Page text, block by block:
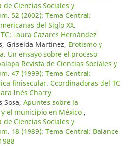
de Ciencias Sociales y
52 (2002): Tema Central:
del Siglo XX.
Laura Cazares Hernández
Griselda Martínez, Erotismo y
Un ensayo sobre el proceso
Revista de Ciencias Sociales y
47 (1999): Tema Central:
finisecular. Coordinadoras del TC
Inés Charry
Sosa, Apuntes sobre la
el municipio en México ,
de Ciencias Sociales y
18 (1989): Tema Central: Balance